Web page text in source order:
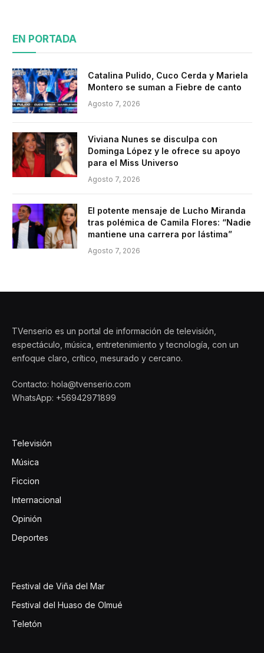
EN PORTADA
Catalina Pulido, Cuco Cerda y Mariela
Montero se suman a Fiebre de canto
Agosto 7, 2026
Viviana Nunes se disculpa con
Dominga López y le ofrece su apoyo
para el Miss Universo
Agosto 7, 2026
El potente mensaje de Lucho Miranda
tras polémica de Camila Flores: “Nadie
mantiene una carrera por lástima”
Agosto 7, 2026
TVenserio es un portal de información de televisión,
espectáculo, música, entretenimiento y tecnología, con un
enfoque claro, crítico, mesurado y cercano.
Contacto: hola@tvenserio.com
WhatsApp: +56942971899
Televisión
Música
Ficcion
Internacional
Opinión
Deportes
Festival de Viña del Mar
Festival del Huaso de Olmué
Teletón